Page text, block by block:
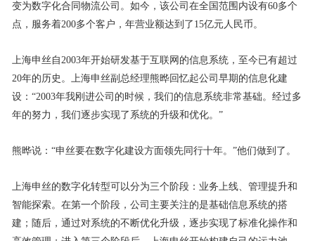
变为数字化合同物流公司。如今，该公司在全国范围内设有60多个
点，服务着200多个客户，年营业额达到了15亿元人民币。
上海申丝自2003年开始研发基于互联网的信息系统，至今已有超过
20年的历史。上海申丝副总经理熊晔回忆起公司早期的信息化建
设：“2003年我刚进公司的时候，我们的信息系统非常基础。经过多
年的努力，我们逐步实现了系统的升级和优化。”
熊晔说：“申丝要在数字化建设方面领先同行十年。”他们做到了。
上海申丝的数字化转型可以分为三个阶段：业务上线、管理提升和
智能探索。在第一个阶段，公司主要关注的是基础信息系统的搭
建；随后，通过对系统的不断优化升级，逐步实现了标准化操作和